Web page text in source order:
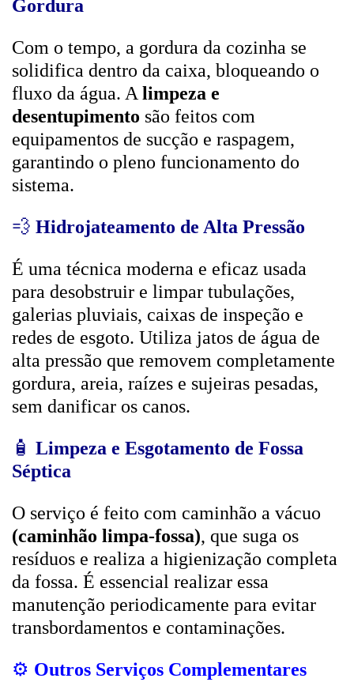
Gordura
Com o tempo, a gordura da cozinha se
solidifica dentro da caixa, bloqueando o
fluxo da água. A limpeza e
desentupimento são feitos com
equipamentos de sucção e raspagem,
garantindo o pleno funcionamento do
sistema.
💨 Hidrojateamento de Alta Pressão
É uma técnica moderna e eficaz usada
para desobstruir e limpar tubulações,
galerias pluviais, caixas de inspeção e
redes de esgoto. Utiliza jatos de água de
alta pressão que removem completamente
gordura, areia, raízes e sujeiras pesadas,
sem danificar os canos.
🧴 Limpeza e Esgotamento de Fossa
Séptica
O serviço é feito com caminhão a vácuo
(caminhão limpa-fossa), que suga os
resíduos e realiza a higienização completa
da fossa. É essencial realizar essa
manutenção periodicamente para evitar
transbordamentos e contaminações.
⚙️ Outros Serviços Complementares